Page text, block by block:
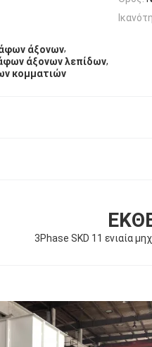
άξονων,
άξονων λεπίδων,
κομματιών
3Phase SKD 11 ενιαία